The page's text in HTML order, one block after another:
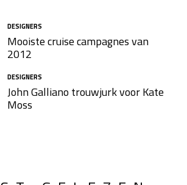
DESIGNERS
Mooiste cruise campagnes van
2012
DESIGNERS
John Galliano trouwjurk voor Kate
Moss